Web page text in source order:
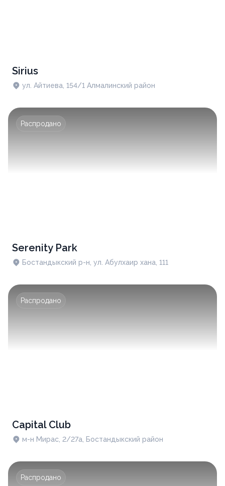
Sirius
ул. Айтиева, 154/1 ​Алмалинский район
Распродано
Serenity Park
Бостандыкский р-н, ул. Абулхаир хана, 111
Распродано
Capital Club
м-н Мирас, 2/27а, Бостандыкский район
Распродано